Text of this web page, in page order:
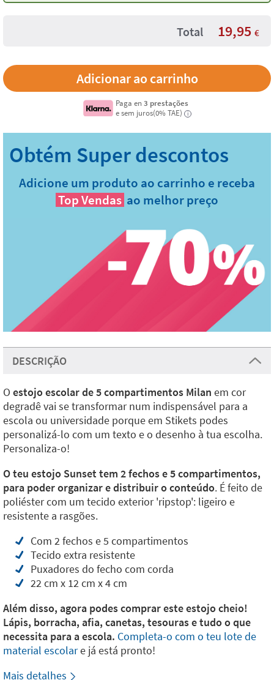
Total 19,95 €
Paga en3 prestações
e sem juros(0% TAE)
i
Adicione um produto ao carrinho e receba
Top Vendas ao melhor preço
DESCRIÇÃO
O estojo escolar de 5 compartimentos Milan em cor
degradê vai se transformar num indispensável para a
escola ou universidade porque em Stikets podes
personalizá-lo com um texto e o desenho à tua escolha.
Personaliza-o!
O teu estojo Sunset tem 2 fechos e 5 compartimentos,
para poder organizar e distribuir o conteúdo. É feito de
poliéster com um tecido exterior 'ripstop': ligeiro e
resistente a rasgões.
Com 2 fechos e 5 compartimentos
Tecido extra resistente
Puxadores do fecho com corda
22 cm x 12 cm x 4 cm
Além disso, agora podes comprar este estojo cheio!
Lápis, borracha, afia, canetas, tesouras e tudo o que
necessita para a escola. Completa-o com o teu lote de
material escolare já está pronto!
Mais detalhes